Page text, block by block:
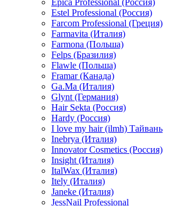
Epica Professional (Россия)
Estel Professional (Россия)
Farcom Professional (Греция)
Farmavita (Италия)
Farmona (Польша)
Felps (Бразилия)
Flawle (Польша)
Framar (Канада)
Ga.Ma (Италия)
Glynt (Германия)
Hair Sekta (Россия)
Hardy (Россия)
I love my hair (ilmh) Тайвань
Inebrya (Италия)
Innovator Cosmetics (Россия)
Insight (Италия)
ItalWax (Италия)
Itely (Италия)
Janeke (Италия)
JessNail Professional